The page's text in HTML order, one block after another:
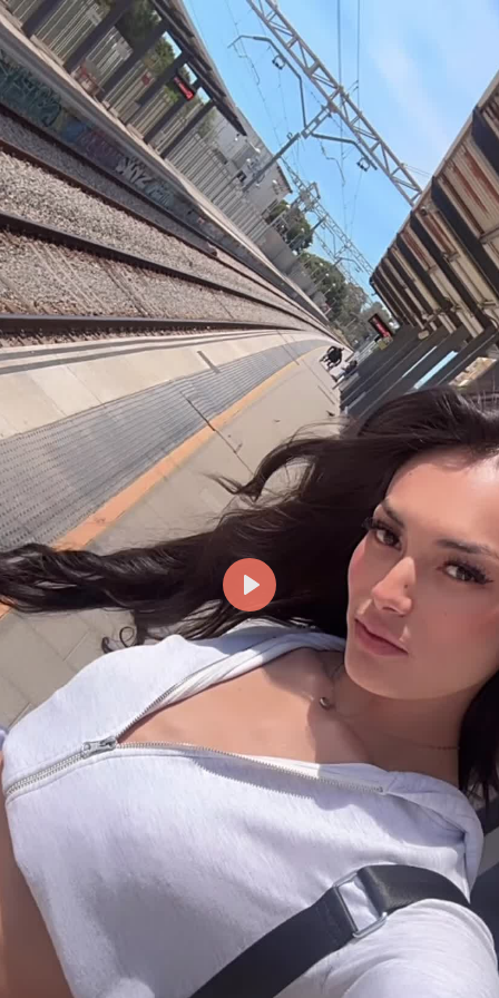
Reproducir